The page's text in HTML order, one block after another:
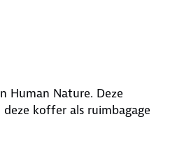
Human Nature. Deze
koffer als ruimbagage